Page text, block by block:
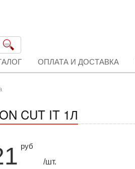
ОПЛАТА И ДОСТАВКА
CUT IT 1Л
руб
/шт.